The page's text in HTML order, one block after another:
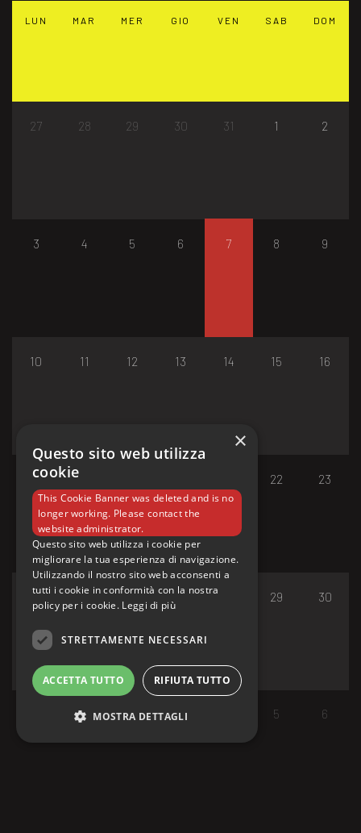
LUN MAR MER GIO VEN SAB DOM
27 28 29 30 31 1 2
3 4 5 6 7 8 9
10 11 12 13 14 15 16
17 18 22 23
24 25 26 27 29 30
1 2 3 5 6
×
Questo sito web utilizza
cookie
This Cookie Banner was deleted and is no
longer working. Please contact the
website administrator.
Questo sito web utilizza i cookie per
migliorare la tua esperienza di navigazione.
Utilizzando il nostro sito web acconsenti a
tutti i cookie in conformità con la nostra
policy per i cookie. Leggi di più
STRETTAMENTE NECESSARI
ACCETTA TUTTO RIFIUTA TUTTO
MOSTRA DETTAGLI